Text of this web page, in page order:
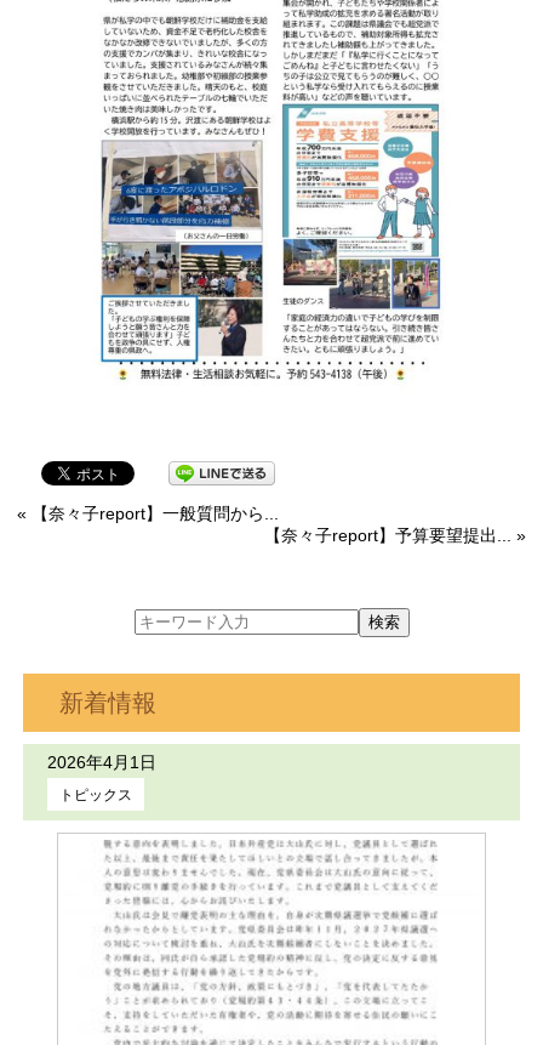
« 【奈々子report】一般質問から...
【奈々子report】予算要望提出... »
新着情報
2026年4月1日
トピックス